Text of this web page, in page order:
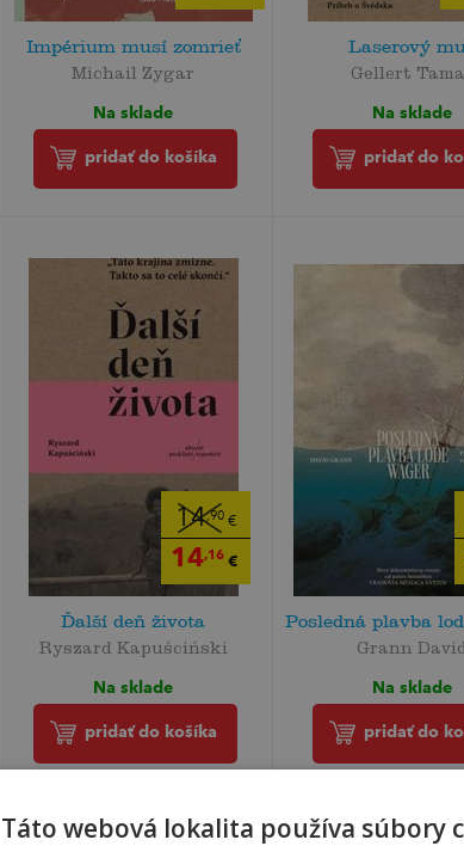
Impérium musí zomrieť
Michail Zygar
Na sklade
pridať do košíka
Laserový
Gellert
Na sklade
pridať do
14,90 €
14,16 €
Ďalší deň života
Ryszard Kapuściński
Na sklade
pridať do košíka
Posledná plavba
Grann David
Na sklade
pridať do
Táto webová lokalita používa súbory